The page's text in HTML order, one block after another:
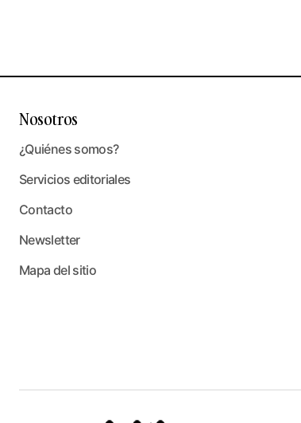
Nosotros
¿Quiénes somos?
Servicios editoriales
Contacto
Newsletter
Mapa del sitio